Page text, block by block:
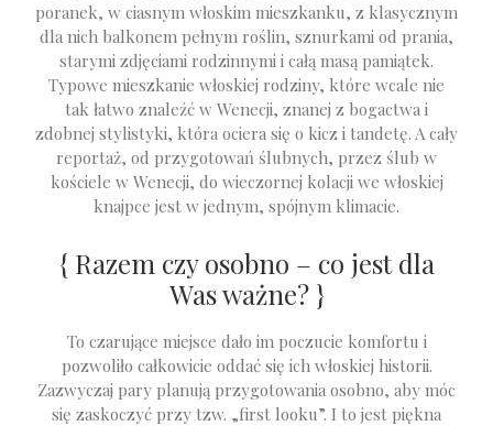
poranek, w ciasnym włoskim mieszkanku, z klasycznym
dla nich balkonem pełnym roślin, sznurkami od prania,
starymi zdjęciami rodzinnymi i całą masą pamiątek.
Typowe mieszkanie włoskiej rodziny, które wcale nie
tak łatwo znaleźć w Wenecji, znanej z bogactwa i
zdobnej stylistyki, która ociera się o kicz i tandetę. A cały
reportaż, od przygotowań ślubnych, przez ślub w
kościele w Wenecji, do wieczornej kolacji we włoskiej
knajpce jest w jednym, spójnym klimacie.
{ Razem czy osobno – co jest dla
Was ważne? }
To czarujące miejsce dało im poczucie komfortu i
pozwoliło całkowicie oddać się ich włoskiej historii.
Zazwyczaj pary planują przygotowania osobno, aby móc
się zaskoczyć przy tzw. „first looku”. I to jest piękna